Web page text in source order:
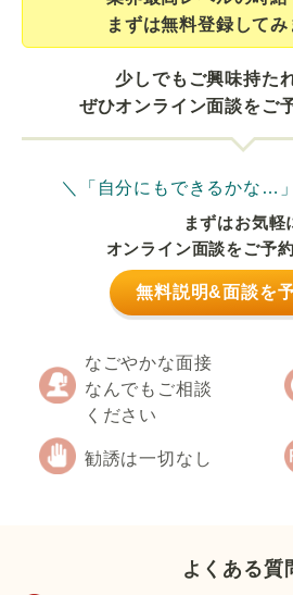
まずは無料登録してみ
少しでもご興味持た
ぜひオンライン面談をご
＼「自分にもできるかな…
まずはお気軽
オンライン面談をご予
無料説明&面談を
なごやかな面接
なんでもご相談
ください
勧誘は一切なし
よくある質